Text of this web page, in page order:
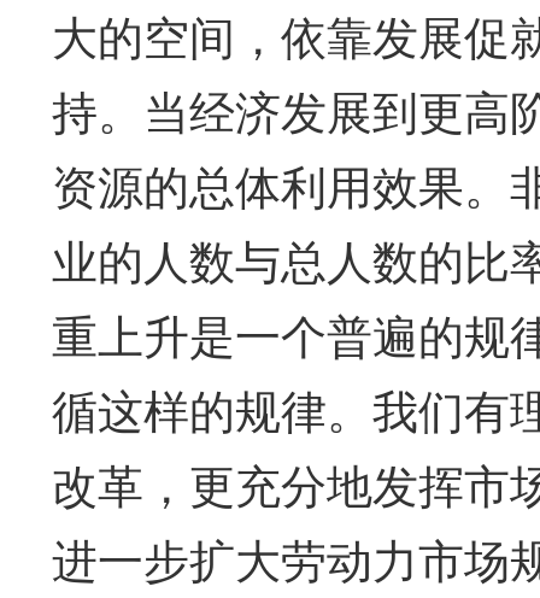
大的空间，依靠发展促
持。当经济发展到更高
资源的总体利用效果。
业的人数与总人数的比
重上升是一个普遍的规
循这样的规律。我们有
改革，更充分地发挥市
进一步扩大劳动力市场